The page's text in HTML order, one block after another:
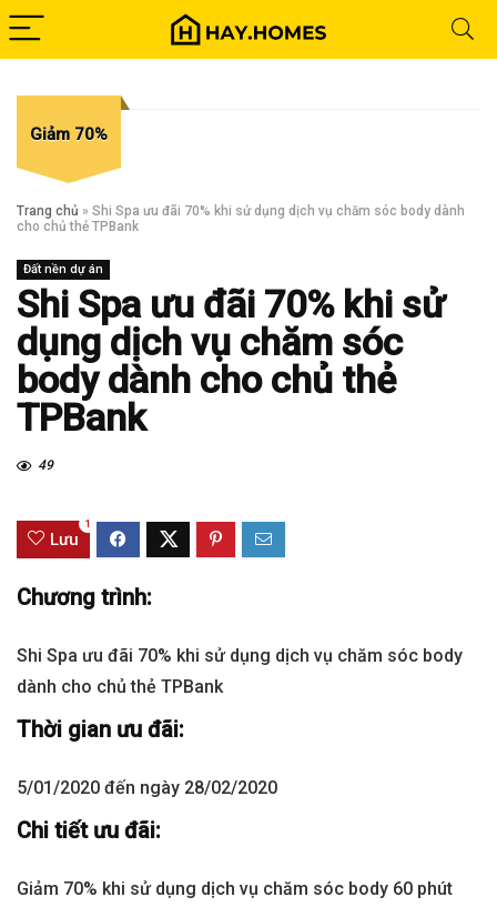
Giảm 70%
Trang chủ » Shi Spa ưu đãi 70% khi sử dụng dịch vụ chăm sóc body dành
cho chủ thẻ TPBank
Đất nền dự án
Shi Spa ưu đãi 70% khi sử
dụng dịch vụ chăm sóc
body dành cho chủ thẻ
TPBank
49
Lưu
1
Chương trình:
Shi Spa ưu đãi 70% khi sử dụng dịch vụ chăm sóc body
dành cho chủ thẻ TPBank
Thời gian ưu đãi:
5/01/2020 đến ngày 28/02/2020
Chi tiết ưu đãi:
Giảm 70% khi sử dụng dịch vụ chăm sóc body 60 phút